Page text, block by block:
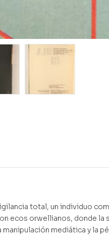
total, un individuo
ecos orwellianos, donde
mediática y la